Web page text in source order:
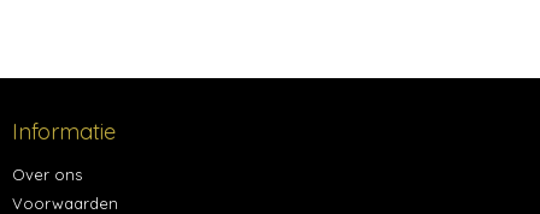
Informatie
Over ons
Voorwaarden